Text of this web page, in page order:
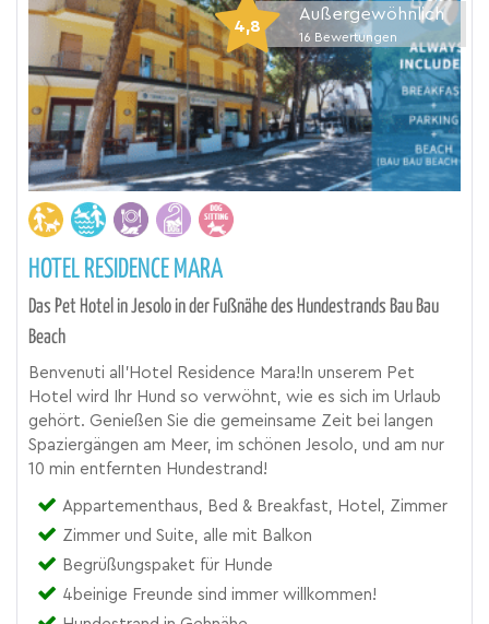
4,8
Außergewöhnlich
16 Bewertungen
HOTEL RESIDENCE MARA
Das Pet Hotel in Jesolo in der Fußnähe des Hundestrands Bau Bau
Beach
Benvenuti all'Hotel Residence Mara!In unserem Pet
Hotel wird Ihr Hund so verwöhnt, wie es sich im Urlaub
gehört. Genießen Sie die gemeinsame Zeit bei langen
Spaziergängen am Meer, im schönen Jesolo, und am nur
10 min entfernten Hundestrand!
Appartementhaus, Bed & Breakfast, Hotel, Zimmer
Zimmer und Suite, alle mit Balkon
Begrüßungspaket für Hunde
4beinige Freunde sind immer willkommen!